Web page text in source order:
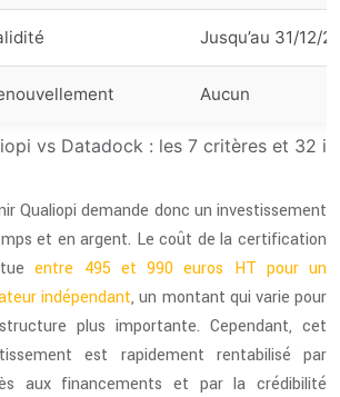
vs Datadock : les 7 critères et 32
Jusqu’au 31/12/
Aucun
Qualiopi demande donc un investissement
et en argent. Le coût de la certification
entre 495 et 990 euros HT pour un
indépendant, un montant qui varie pour
plus importante. Cependant, cet
est rapidement rentabilisé par
aux financements et par la crédibilité